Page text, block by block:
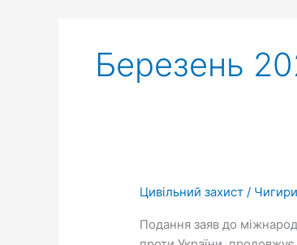
Березень
Цивільний захист /
Подання заяв до